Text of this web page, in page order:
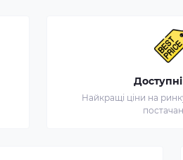
Найкращі ціни на